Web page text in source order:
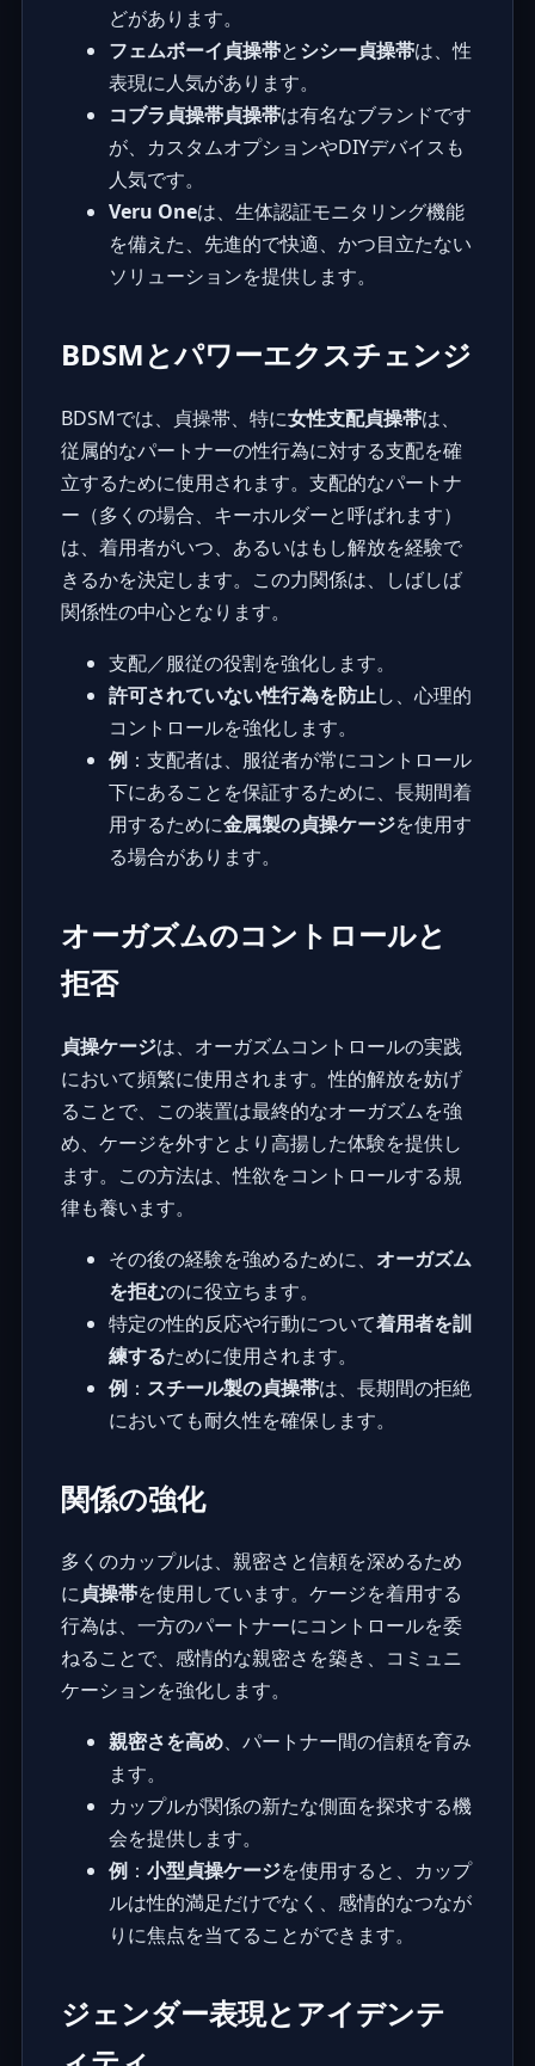
どがあります。
フェムボーイ貞操帯とシシー貞操帯は、性
表現に人気があります。
コブラ貞操帯貞操帯は有名なブランドです
が、カスタムオプションやDIYデバイスも
人気です。
Veru Oneは、生体認証モニタリング機能
を備えた、先進的で快適、かつ目立たない
ソリューションを提供します。
BDSMとパワーエクスチェンジ
BDSMでは、貞操帯、特に女性支配貞操帯は、
従属的なパートナーの性行為に対する支配を確
立するために使用されます。支配的なパートナ
ー（多くの場合、キーホルダーと呼ばれます）
は、着用者がいつ、あるいはもし解放を経験で
きるかを決定します。この力関係は、しばしば
関係性の中心となります。
支配／服従の役割を強化します。
許可されていない性行為を防止し、心理的
コントロールを強化します。
例：支配者は、服従者が常にコントロール
下にあることを保証するために、長期間着
用するために金属製の貞操ケージを使用す
る場合があります。
オーガズムのコントロールと
拒否
貞操ケージは、オーガズムコントロールの実践
において頻繁に使用されます。性的解放を妨げ
ることで、この装置は最終的なオーガズムを強
め、ケージを外すとより高揚した体験を提供し
ます。この方法は、性欲をコントロールする規
律も養います。
その後の経験を強めるために、 オーガズム
を拒むのに役立ちます。
特定の性的反応や行動について着用者を訓
練するために使用されます。
例： スチール製の貞操帯は、長期間の拒絶
においても耐久性を確保します。
関係の強化
多くのカップルは、親密さと信頼を深めるため
に貞操帯を使用しています。ケージを着用する
行為は、一方のパートナーにコントロールを委
ねることで、感情的な親密さを築き、コミュニ
ケーションを強化します。
親密さを高め、パートナー間の信頼を育み
ます。
カップルが関係の新たな側面を探求する機
会を提供します。
例： 小型貞操ケージを使用すると、カップ
ルは性的満足だけでなく、感情的なつなが
りに焦点を当てることができます。
ジェンダー表現とアイデンテ